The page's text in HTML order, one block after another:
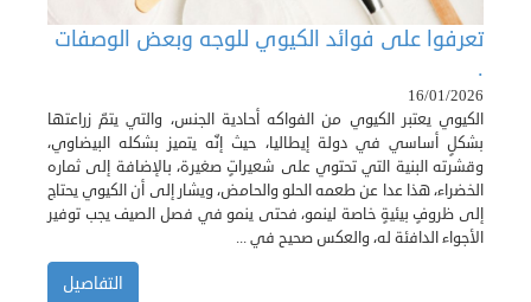
تعرفوا على فوائد الكيوي للوجه وبعض الوصفات
.
16/01/2026
الكيوي يعتبر الكيوي من الفواكه أحادية الجنس، والتي يتمّ زراعتها
بشكلٍ أساسي في دولة إيطاليا، حيث إنّه يتميز بشكله البيضاوي،
وقشرته البنية التي تحتوي على شعيراتٍ صغيرة، بالإضافة إلى ثماره
الخضراء، هذا عدا عن طعمه الحلو والحامض، ويشار إلى أن الكيوي يحتاج
إلى ظروفٍ بيئيةٍ خاصة لينمو، فحتى ينمو في فصل الصيف يجب توفير
الأجواء الدافئة له، والعكس صحيح في ...
التفاصيل